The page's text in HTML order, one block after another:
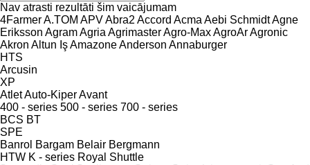
Nav atrasti rezultāti šim vaicājumam
4FarmerA.TOM APVAbra2 Accord Acma Aebi SchmidtAgne
Eriksson AgramAgria AgrimasterAgro-MaxAgroArAgronic
Akron Altun IşAmazoneAnderson Annaburger
HTS
Arcusin
XP
AtletAuto-KiperAvant
400 - series 500 - series 700 - series
BCS BT
SPE
Banrol Bargam Belair Bergmann
HTW K - series Royal Shuttle